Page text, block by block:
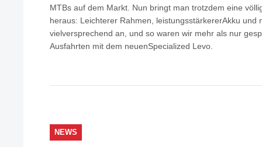
MTBs auf dem Markt. Nun bringt man trotzdem eine
heraus: Leichterer Rahmen, leistungsstärkererAkku und
vielversprechend an, und so waren wir mehr als nur
Ausfahrten mit dem neuenSpecialized Levo.
NEWS